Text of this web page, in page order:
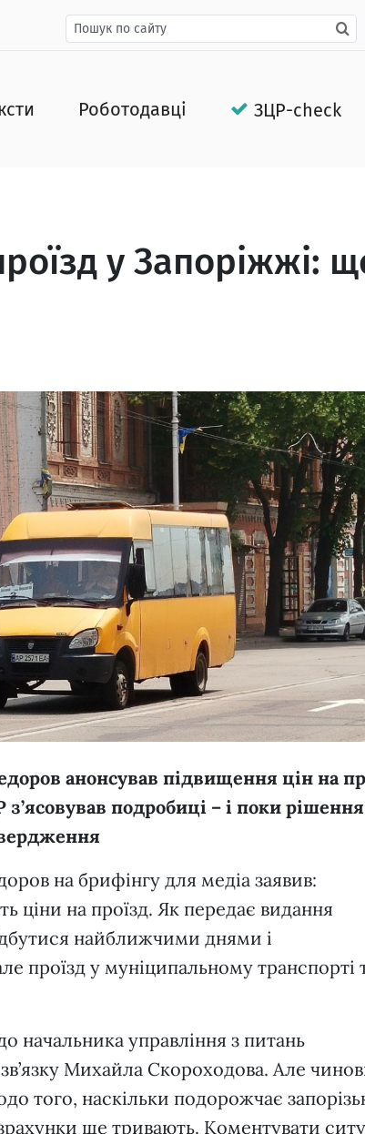
Роботодавці ЗЦР-check
у Запоріжжі:
анонсував підвищення цін на
подробиці – і поки
на брифінгу для медіа заявив:
ціни на проїзд. Як передає видання
найближчими днями і
проїзд у муніципальному транспорті
начальника управління з питань
Михайла Скороходова. Але
того, наскільки подорожчає
ще тривають. Коментувати